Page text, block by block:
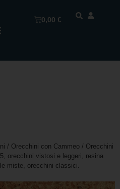
0,00€
/ Orecchini con Cammeo / Orecchini
orecchini vistosi e leggeri, resina
miste, orecchini classici.